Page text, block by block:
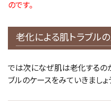
のです。
老化による肌トラブル
では次になぜ肌は老化するの
ブルのケースをみていきましょ